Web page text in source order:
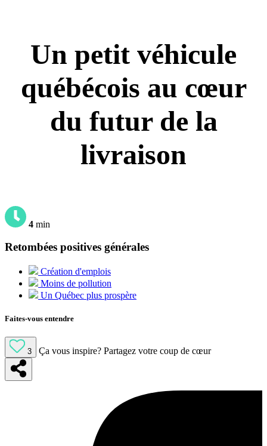
Un petit véhicule
québécois au cœur
du futur de la
livraison
4 min
Retombées positives générales
Création d'emplois
Moins de pollution
Un Québec plus prospère
Faites-vous entendre
3 Ça vous inspire? Partagez votre coup de cœur